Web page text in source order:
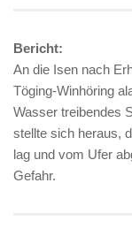
Bericht:
An die Isen nach
Töging-Winhöring
Wasser treibendes
stellte sich heraus,
lag und vom Ufer
Gefahr.